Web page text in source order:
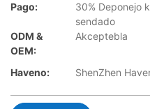
Pago:
30% Deponejo
sendado
ODM &
OEM:
Akceptebla
Haveno: ShenZhen